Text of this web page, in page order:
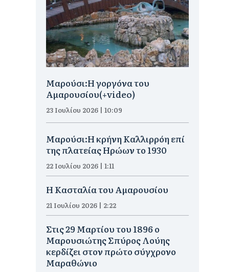
Μαρούσι:H γοργόνα του
Αμαρουσίου(+video)
23 Ιουλίου 2026 | 10:09
Μαρούσι:Η κρήνη Καλλιρρόη επί
της πλατείας Ηρώων το 1930
22 Ιουλίου 2026 | 1:11
Η Κασταλία του Αμαρουσίου
21 Ιουλίου 2026 | 2:22
Στις 29 Μαρτίου του 1896 ο
Μαρουσιώτης Σπύρος Λούης
κερδίζει στον πρώτο σύγχρονο
Μαραθώνιο